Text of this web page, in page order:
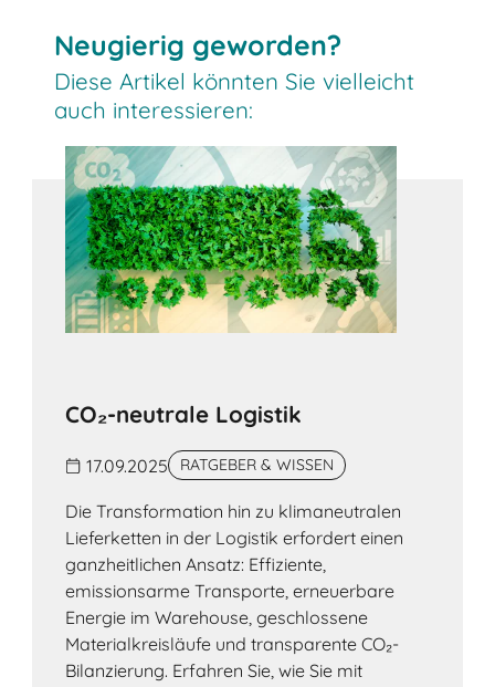
Neugierig geworden?
Diese Artikel könnten Sie vielleicht
auch interessieren:
CO₂-neutrale Logistik
17.09.2025 RATGEBER & WISSEN
Die Transformation hin zu klimaneutralen
Lieferketten in der Logistik erfordert einen
ganzheitlichen Ansatz: Effiziente,
emissionsarme Transporte, erneuerbare
Energie im Warehouse, geschlossene
Materialkreisläufe und transparente CO₂-
Bilanzierung. Erfahren Sie, wie Sie mit